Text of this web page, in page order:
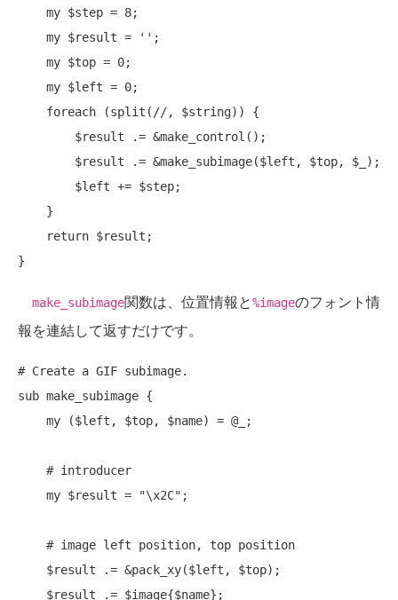
my $step = 8;
my $result = '';
my $top = 0;
my $left = 0;
foreach (split (//, $string)) {
return $result;
make_subimage関数は、位置情報と%imageのフォント情
報を連結して返すだけです。
# Create a GIF subimage.
sub make_subimage {
my ($left, $top, $name) = @_;
# introducer
my $result = "\x2C" ;
# image left position, top position